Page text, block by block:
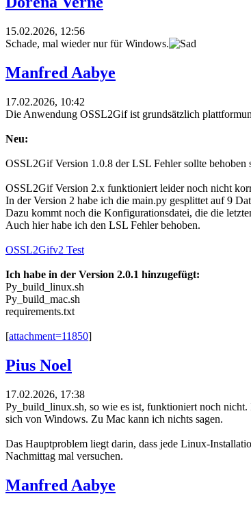
15.02.2026, 12:56
Schade, mal wieder nur für Windows.
Manfred Aabye
17.02.2026, 10:42
Die Anwendung OSSL2Gif ist grundsätzlich
Neu:
OSSL2Gif Version 1.0.8 der LSL Fehler sollte behoben
OSSL2Gif Version 2.x funktioniert leider noch nicht
In der Version 2 habe ich die main.py gesplittet auf 9
Dazu kommt noch die Konfigurationsdatei, die die
Auch hier habe ich den LSL Fehler behoben.
OSSL2Gifv2 Test
Ich habe in der Version 2.0.1 hinzugefügt:
Py_build_linux.sh
Py_build_mac.sh
requirements.txt
[attachment=11850]
Pius Noel
17.02.2026, 17:38
Py_build_linux.sh, so wie es ist, funktioniert noch nicht.
sich von Windows. Zu Mac kann ich nichts sagen.
Das Hauptproblem liegt darin, dass jede Linux-
Nachmittag mal versuchen.
Manfred Aabye